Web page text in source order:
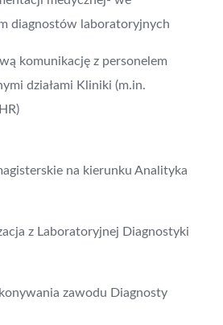
diagnostów laboratoryjnych
komunikację z personelem
działami Kliniki (m.in.
na kierunku Analityka
z Laboratoryjnej Diagnostyki
zawodu Diagnosty